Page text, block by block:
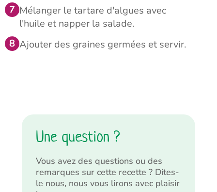
Mélanger le tartare d'algues avec
l'huile et napper la salade.
Ajouter des graines germées et servir.
Une question ?
Vous avez des questions ou des
remarques sur cette recette ? Dites-
le nous, nous vous lirons avec plaisir